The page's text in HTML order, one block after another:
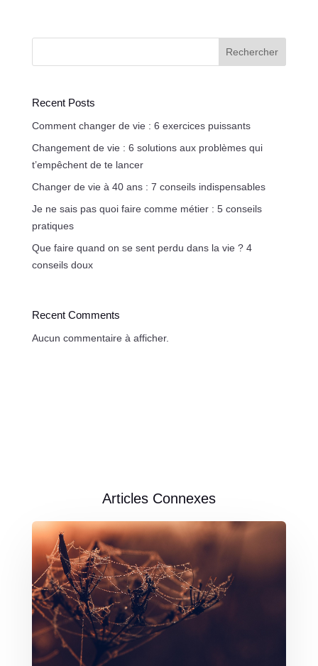
Rechercher
Recent Posts
Comment changer de vie : 6 exercices puissants
Changement de vie : 6 solutions aux problèmes qui
t’empêchent de te lancer
Changer de vie à 40 ans : 7 conseils indispensables
Je ne sais pas quoi faire comme métier : 5 conseils
pratiques
Que faire quand on se sent perdu dans la vie ? 4
conseils doux
Recent Comments
Aucun commentaire à afficher.
Articles Connexes